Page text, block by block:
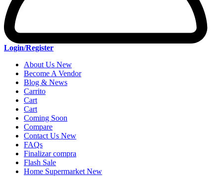
Login/Register
About Us New
Become A Vendor
Blog & News
Carrito
Cart
Cart
Coming Soon
Compare
Contact Us New
FAQs
Finalizar compra
Flash Sale
Home Supermarket New